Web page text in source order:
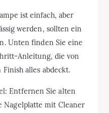
ist einfach, aber
werden, sollten ein
Unten finden Sie eine
Anleitung, die von
alles abdeckt.
Entfernen Sie alten
Nagelplatte mit Cleaner